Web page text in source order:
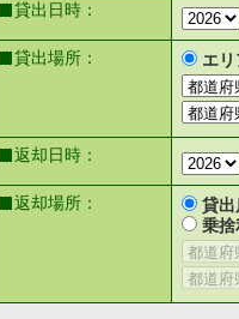
貸出日時：
貸出場所： エ
返却日時：
返却場所：
貸出
乗捨